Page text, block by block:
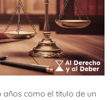
años como el título de un